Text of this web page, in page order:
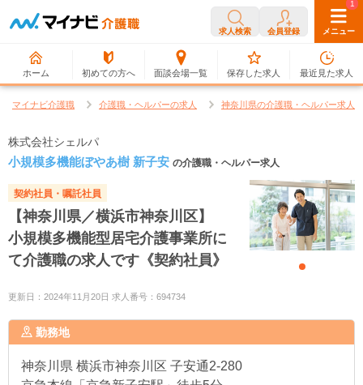
求人検索 会員登録 メニュー
ホーム 初めての方へ 面談会場一覧
0
保存した求人
1
最近見た求人
マイナビ介護職 介護職・ヘルパーの求人 神奈川県の介護職・ヘルパー求人
株式会社シェルパ
小規模多機能ぼやあ樹 新子安 の介護職・ヘルパー求人
契約社員・嘱託社員
【神奈川県／横浜市神奈川区】
小規模多機能型居宅介護事業所に
て介護職の求人です《契約社員》
更新日：2024年11月20日 求人番号：694734
勤務地
神奈川県 横浜市神奈川区 子安通2-280